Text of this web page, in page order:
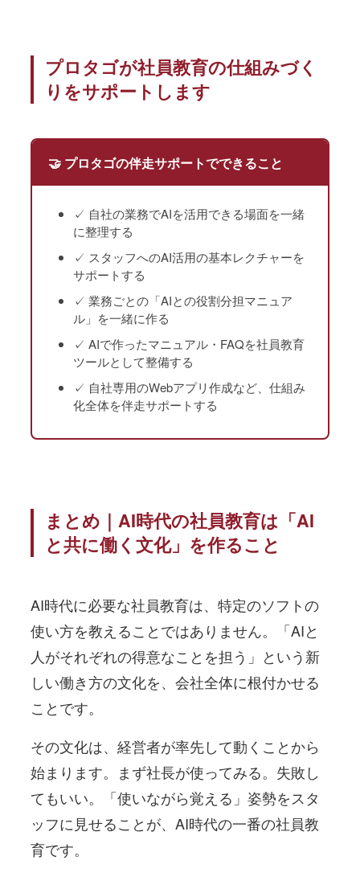
プロタゴが社員教育の仕組みづく
りをサポートします
🤝 プロタゴの伴走サポートでできること
✓ 自社の業務でAIを活用できる場面を一緒
に整理する
✓ スタッフへのAI活用の基本レクチャーを
サポートする
✓ 業務ごとの「AIとの役割分担マニュア
ル」を一緒に作る
✓ AIで作ったマニュアル・FAQを社員教育
ツールとして整備する
✓ 自社専用のWebアプリ作成など、仕組み
化全体を伴走サポートする
まとめ｜AI時代の社員教育は「AI
と共に働く文化」を作ること
AI時代に必要な社員教育は、特定のソフトの
使い方を教えることではありません。「AIと
人がそれぞれの得意なことを担う」という新
しい働き方の文化を、会社全体に根付かせる
ことです。
その文化は、経営者が率先して動くことから
始まります。まず社長が使ってみる。失敗し
てもいい。「使いながら覚える」姿勢をスタ
ッフに見せることが、AI時代の一番の社員教
育です。